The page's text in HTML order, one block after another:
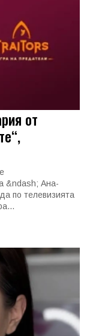
от
&ndash; Ана-
по телевизията